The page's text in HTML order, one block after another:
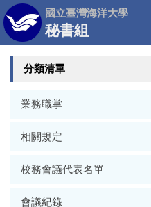
跳
到
主
要
國立臺灣海洋大學
秘書組
分類清單
業務職掌
相關規定
校務會議代表名單
會議紀錄